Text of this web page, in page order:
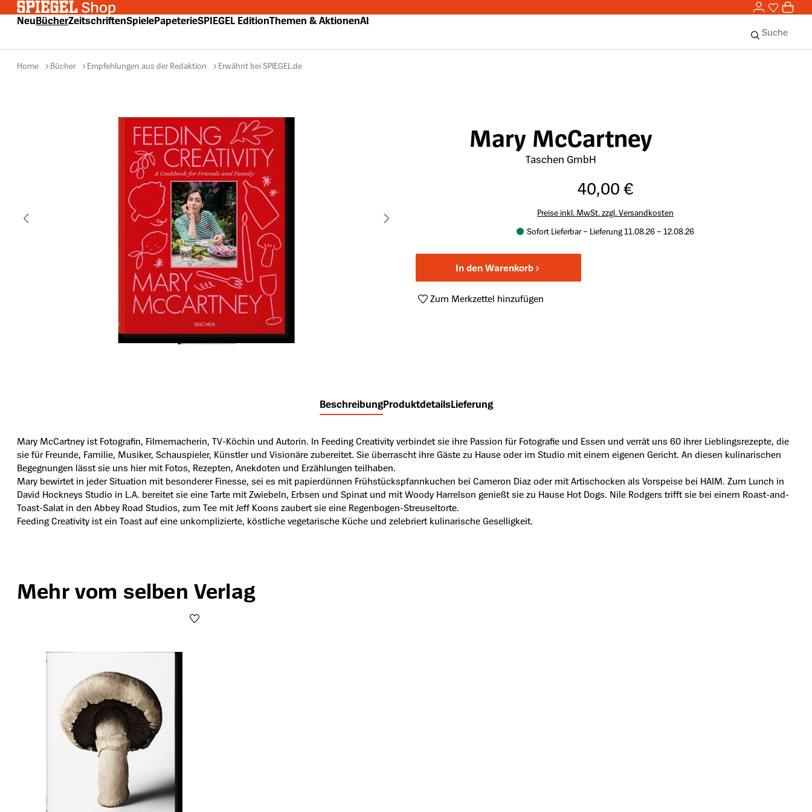
Hauptinhalt springen
Zur Suche springen
Zur Hauptnavigation springen 0,00
0
NeuBücherZeitschriftenSpielePapeterieSPIEGEL EditionThemen & AktionenAbo
Suche
Home Bücher Empfehlungen aus der Redaktion Erwähnt bei SPIEGEL.de
Mary McCartney
Taschen GmbH
40,00 €
Preise inkl. MwSt. zzgl. Versandkosten
Sofort Lieferbar – Lieferung 11.08.26 – 12.08.26
In den Warenkorb
Zum Merkzettel hinzufügen
BeschreibungProduktdetailsLieferung
Mary McCartney ist Fotografin, Filmemacherin, TV-Köchin und Autorin. In Feeding Creativity verbindet sie ihre Passion für Fotografie und Essen und verrät uns 60 ihrer Lieblingsrezepte, die
sie für Freunde, Familie, Musiker, Schauspieler, Künstler und Visionäre zubereitet. Sie überrascht ihre Gäste zu Hause oder im Studio mit einem eigenen Gericht. An diesen kulinarischen
Begegnungen lässt sie uns hier mit Fotos, Rezepten, Anekdoten und Erzählungen teilhaben.
Mary bewirtet in jeder Situation mit besonderer Finesse, sei es mit papierdünnen Frühstückspfannkuchen bei Cameron Diaz oder mit Artischocken als Vorspeise bei HAIM. Zum Lunch in
David Hockneys Studio in L.A. bereitet sie eine Tarte mit Zwiebeln, Erbsen und Spinat und mit Woody Harrelson genießt sie zu Hause Hot Dogs. Nile Rodgers trifft sie bei einem Roast-and-
Toast-Salat in den Abbey Road Studios, zum Tee mit Jeff Koons zaubert sie eine Regenbogen-Streuseltorte.
Feeding Creativity ist ein Toast auf eine unkomplizierte, köstliche vegetarische Küche und zelebriert kulinarische Geselligkeit.
Produktgalerie überspringen
Mehr vom selben Verlag